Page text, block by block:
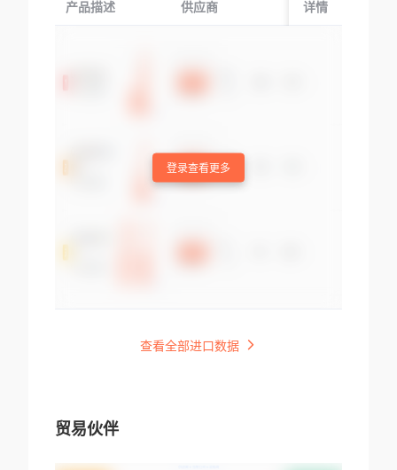
产品描述 供应商 起运国/地区
详情
登录查看更多
查看全部进口数据
贸易伙伴